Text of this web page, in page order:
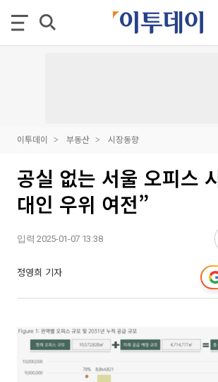
이투데이 부동산 시장동향
공실 없는 서울 오피스
대인 우위 여전”
입력 2025-01-07 13:38
정영희 기자